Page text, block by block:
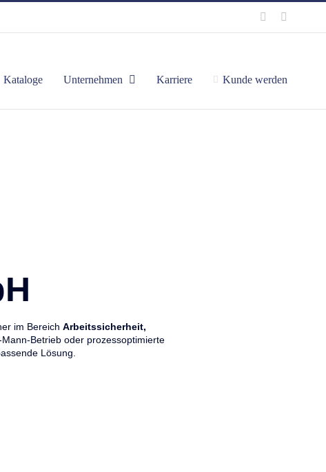
Kataloge Unternehmen Karriere Kunde werden
im Bereich Arbeitssicherheit,
Mann-Betrieb oder prozessoptimierte
Lösung.